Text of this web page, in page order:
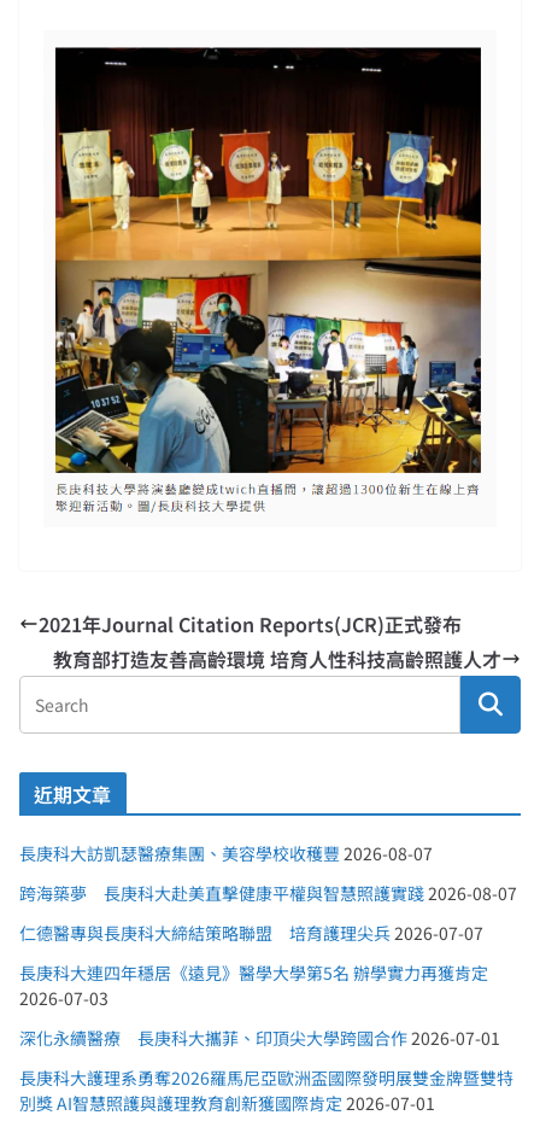
2021年Journal Citation Reports(JCR)正式發布
教育部打造友善高齡環境 培育人性科技高齡照護人才
近期文章
長庚科大訪凱瑟醫療集團、美容學校收穫豐 2026-08-07
跨海築夢 長庚科大赴美直擊健康平權與智慧照護實踐2026-08-07
仁德醫專與長庚科大締結策略聯盟 培育護理尖兵2026-07-07
長庚科大連四年穩居《遠見》醫學大學第5名 辦學實力再獲肯定
2026-07-03
深化永續醫療 長庚科大攜菲、印頂尖大學跨國合作2026-07-01
長庚科大護理系勇奪2026羅馬尼亞歐洲盃國際發明展雙金牌暨雙特
別獎 AI智慧照護與護理教育創新獲國際肯定 2026-07-01